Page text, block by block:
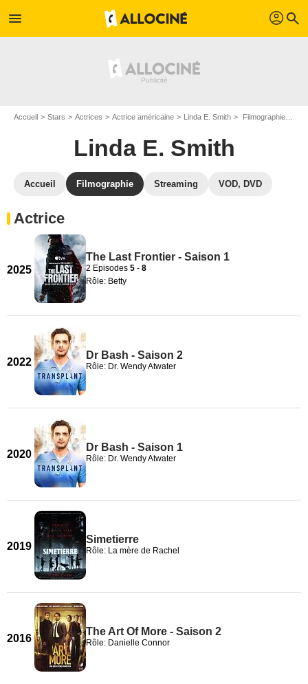
menu profil search
Accueil Stars Actrices Actrice américaine Linda E. Smith Filmographie Linda E. Smith
Linda E. Smith
Accueil Filmographie Streaming VOD, DVD
Actrice
2025
The Last Frontier - Saison 1
2 Episodes 5 - 8
Rôle: Betty
2022
Dr Bash - Saison 2
Rôle: Dr. Wendy Atwater
2020
Dr Bash - Saison 1
Rôle: Dr. Wendy Atwater
2019
Simetierre
Rôle: La mère de Rachel
2016
The Art Of More - Saison 2
Rôle: Danielle Connor